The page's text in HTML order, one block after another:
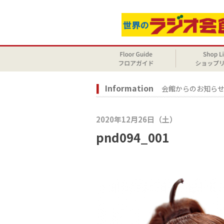
Information 会館からのお知らせ
2020年12月26日（土）
pnd094_001